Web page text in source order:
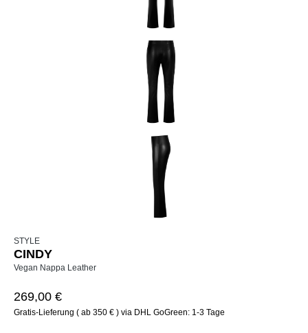
STYLE
CINDY
Vegan Nappa Leather
269,00 €
Gratis-Lieferung ( ab 350 € ) via DHL GoGreen: 1-3 Tage